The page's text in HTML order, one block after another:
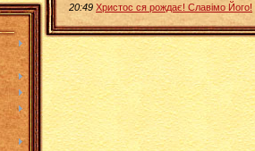
20:49 Христос ся рождає! Славімо Його!